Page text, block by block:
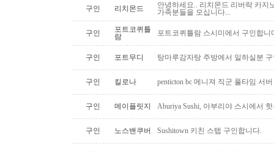
구인 리치몬드
안녕하세요.. 리치몬드 리버락 카지
가족분들을 모십니다...
구인
포트코퀴틀
람
포트코퀴틀람 스시미에서 구인합니
구인 포트무디 탕마루감자탕 주방에서 일하실분
구인 킬로나 penticton bc 메니져 직군 풀타임 서
구인 메이플릿지 Aburiya Sushi, 아부리야 스시에서
구인 노스밴쿠버 Sushitown 키친 스텝 구인합니다.